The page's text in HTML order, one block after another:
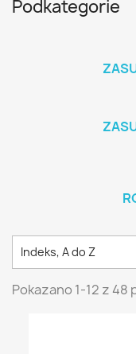
Podkategorie
Indeks, A do Z
Pokazano 1-12 z 48